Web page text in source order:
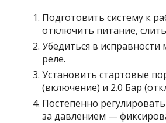
Подготовить систему к
отключить питание,
Убедиться в
реле.
Установить стартовые
(включение) и 2.0 Бар
Постепенно
за давлением —